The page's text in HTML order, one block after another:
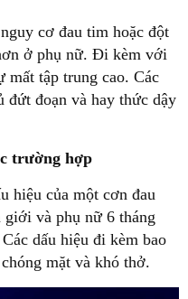
cơ đau tim hoặc đột
ở phụ nữ. Đi kèm với
mất tập trung cao. Các
đứt đoạn và hay thức dậy
trường hợp
hiệu của một cơn đau
và phụ nữ 6 tháng
dấu hiệu đi kèm bao
mặt và khó thở.